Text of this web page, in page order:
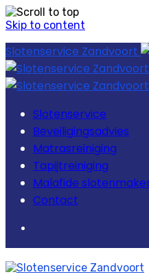
Skip to content
Slotenservice Zandvoort
Slotenservice
Beveiligingsadvies
Matrasreiniging
Tapijtreiniging
Malafide
Contact